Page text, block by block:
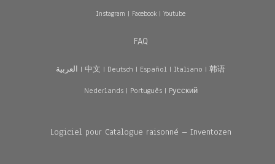
Instagram | Facebook| Youtube
FAQ
العربية | 中文 | Deutsch | Español | Italiano | 韩语
Nederlands| Português| Pусский
Logiciel pour Catalogue raisonné – Inventozen